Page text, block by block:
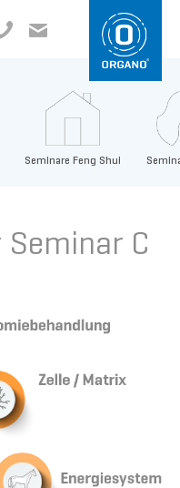
+49 8504 957999-0
ano.ch
Seminare Feng Shui
Seminar C